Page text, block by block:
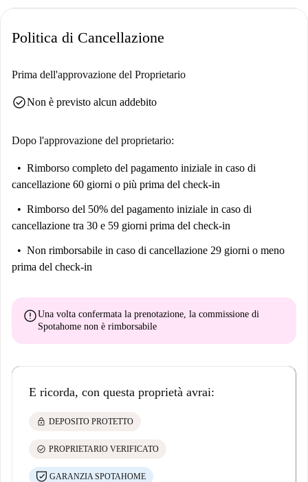
Politica di Cancellazione
Prima dell'approvazione del Proprietario
check_circleNon è previsto alcun addebito
Dopo l'approvazione del proprietario:
Rimborso completo del pagamento iniziale in caso di
cancellazione 60 giorni o più prima del check-in
Rimborso del 50% del pagamento iniziale in caso di
cancellazione tra 30 e 59 giorni prima del check-in
Non rimborsabile in caso di cancellazione 29 giorni o meno
prima del check-in
errorUna volta confermata la prenotazione, la commissione di
Spotahome non è rimborsabile
E ricorda, con questa proprietà avrai:
lock DEPOSITO PROTETTO
check_circle PROPRIETARIO VERIFICATO
GARANZIA SPOTAHOME